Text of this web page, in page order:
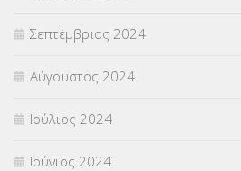
Σεπτέμβριος 2024
Αύγουστος 2024
Ιούλιος 2024
Ιούνιος 2024